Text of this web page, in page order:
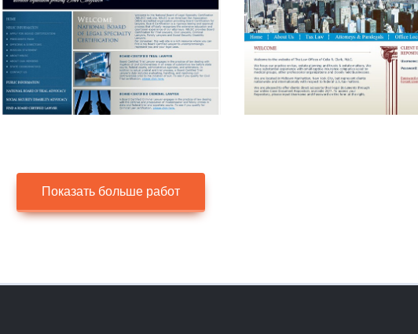
Показать больше работ